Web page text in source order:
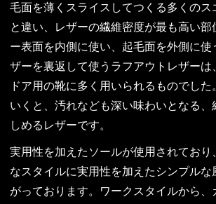
毛面を薄くスライスしてつくる多くのス
と違い、レザーの繊維密度が最も高い部
ー表面を内側に使い、起毛面を外側に使
ザーを裏返して使うラフアウトレザーは
ドア用の靴に多く用いられるものでした
いくと、汚れなども深い味わいとなる、
しめるレザーです。
実用性を加えたソールが使用されており
なスタイルに実用性を加えたシンプルな
がっております。ワークスタイルから、